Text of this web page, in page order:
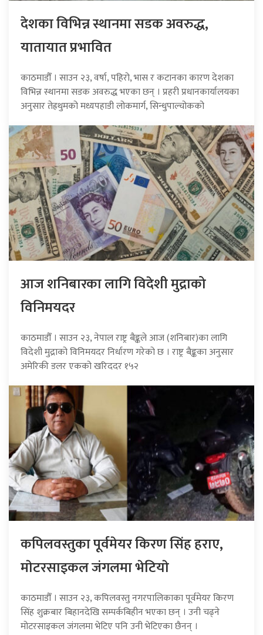
देशका विभिन्न स्थानमा सडक अवरुद्ध,
यातायात प्रभावित
काठमाडौँ । साउन २३, वर्षा, पहिरो, भास र कटानका कारण देशका
विभिन्न स्थानमा सडक अवरुद्ध भएका छन् । प्रहरी प्रधानकार्यालयका
अनुसार तेह्रथुमको मध्यपहाडी लोकमार्ग, सिन्धुपाल्चोकको
आज शनिबारका लागि विदेशी मुद्राको
विनिमयदर
काठमाडौँ । साउन २३, नेपाल राष्ट्र बैङ्कले आज (शनिबार)का लागि
विदेशी मुद्राको विनिमयदर निर्धारण गरेको छ । राष्ट्र बैङ्कका अनुसार
अमेरिकी डलर एकको खरिददर १५२
कपिलवस्तुका पूर्वमेयर किरण सिंह हराए,
माेटरसाइकल जंगलमा भेटियाे
काठमाडौँ । साउन २३, कपिलवस्तु नगरपालिकाका पूर्वमेयर किरण
सिंह शुक्रबार बिहानदेखि सम्पर्कबिहीन भएका छन् । उनी चढ्ने
मोटरसाइकल जंगलमा भेटिए पनि उनी भेटिएका छैनन् ।